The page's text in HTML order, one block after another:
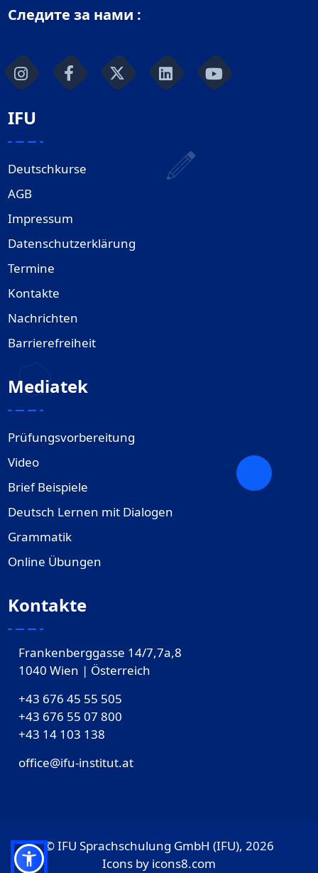
Следите за нами :
IFU
Deutschkurse
AGB
Impressum
Datenschutzerklärung
Termine
Kontakte
Nachrichten
Barrierefreiheit
Mediatek
Prüfungsvorbereitung
Video
Brief Beispiele
Deutsch Lernen mit Dialogen
Grammatik
Online Übungen
Kontakte
Frankenberggasse 14/7,7a,8
1040 Wien | Österreich
+43 676 45 55 505
+43 676 55 07 800
‎+43 14 103 138
office@ifu-institut.at
© IFU Sprachschulung GmbH (IFU), 2026
Icons by icons8.com